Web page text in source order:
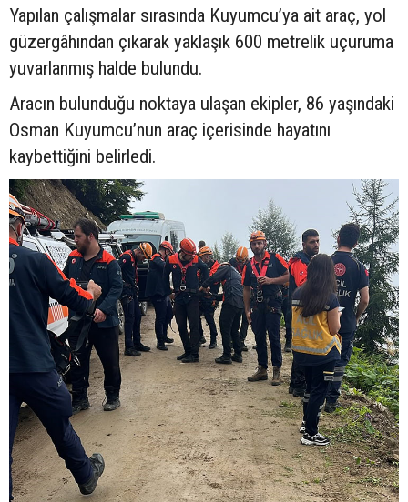
Yapılan çalışmalar sırasında Kuyumcu’ya ait araç, yol
güzergâhından çıkarak yaklaşık 600 metrelik uçuruma
yuvarlanmış halde bulundu.
Aracın bulunduğu noktaya ulaşan ekipler, 86 yaşındaki
Osman Kuyumcu’nun araç içerisinde hayatını
kaybettiğini belirledi.